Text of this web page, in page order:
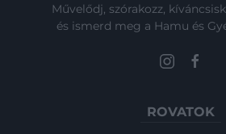
Művelődj, szórakozz,
és ismerd meg a Hamu és
ROVATOK